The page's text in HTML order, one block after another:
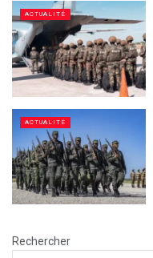
ACTUALITÉ
ACTUALITÉ
Rechercher